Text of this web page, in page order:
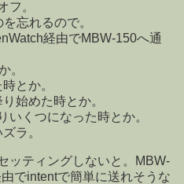
フ。
忘れるので。
経由でMBW-150へ通
。
とか。
始めた時とか。
くつになった時とか。
ラ。
ッティングしないと。MBW-
でintentで簡単に送れそうな